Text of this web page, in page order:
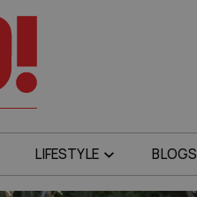
LIFESTYLE BLOGS